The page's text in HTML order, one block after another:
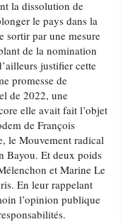
la dissolution de
le pays dans la
sortir par une mesure
de la nomination
justifier cette
promesse de
de 2022, une
elle avait fait l’objet
de François
le Mouvement radical
Bayou. Et deux poids
et Marine Le
En leur rappelant
l’opinion publique